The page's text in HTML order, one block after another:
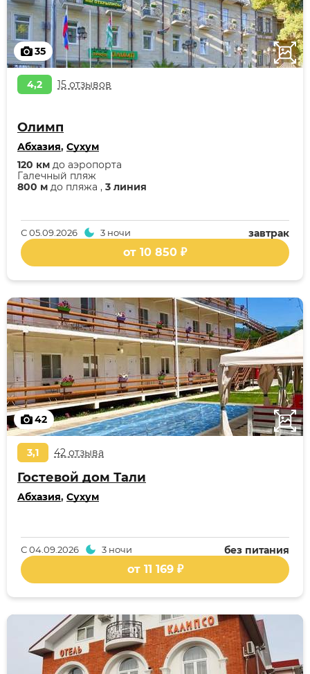
35
4,2 15 отзывов
Олимп
Абхазия, Сухум
800 м до пляжа , 3 линия
Галечный пляж
120 км до аэропорта
завтрак
С05.09.2026 3 ночи
от 10 850 ₽
42
3,1 42 отзыва
Гостевой дом Тали
Абхазия, Сухум
без питания
С04.09.2026 3 ночи
от 11 169 ₽